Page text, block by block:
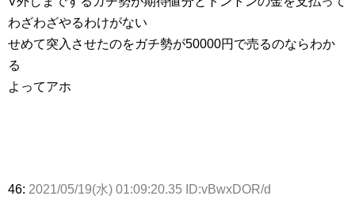
わざわざやるわけがない
せめて突入させたのをガチ勢が50000円で売るのならわか
る
よってアホ
46: 2021/05/19(水) 01:09:20.35 ID:vBwxDOR/d